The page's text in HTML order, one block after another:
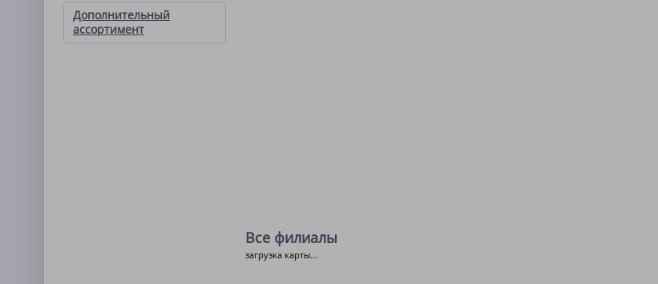
Дополнительный
ассортимент
Все филиалы
загрузка карты...